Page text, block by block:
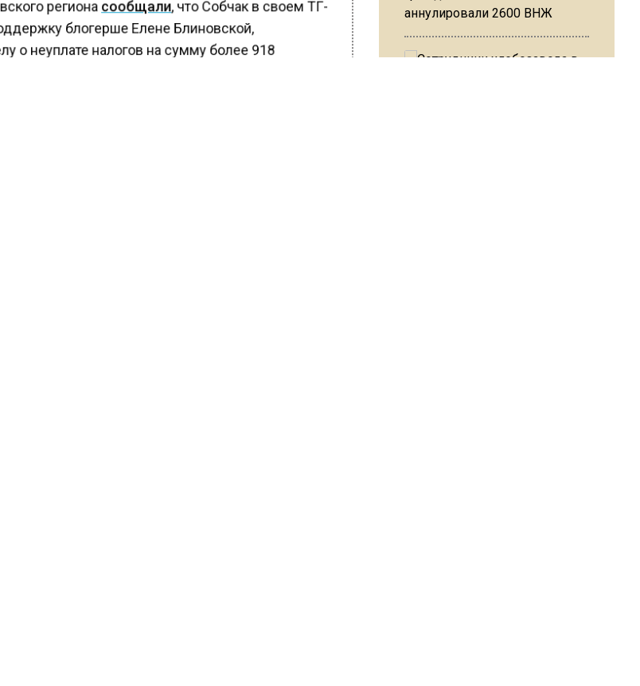
регионасообщали, что Собчак в своем ТГ-
блогерше Елене Блиновской,
о неуплате налогов на сумму более 918
аннулировали 2600 ВНЖ